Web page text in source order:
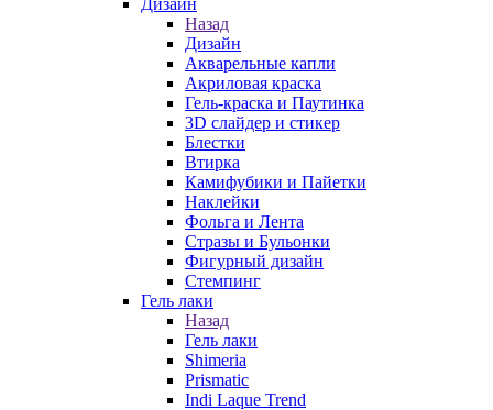
Дизайн
Назад
Дизайн
Акварельные капли
Акриловая краска
Гель-краска и Паутинка
3D слайдер и стикер
Блестки
Втирка
Камифубики и Пайетки
Наклейки
Фольга и Лента
Стразы и Бульонки
Фигурный дизайн
Стемпинг
Гель лаки
Назад
Гель лаки
Shimeria
Prismatic
Indi Laque Trend